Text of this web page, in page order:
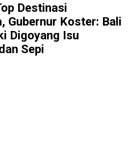
Destinasi
Gubernur Koster: Bali
Digoyang Isu
Sepi